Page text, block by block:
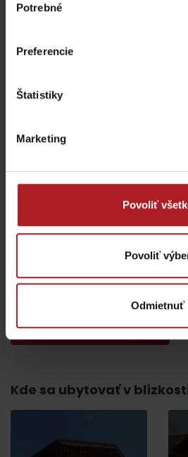
súhlasu
Potrebné
Preferencie
Štatistiky
Marketing
Povoliť
Povoliť
Odmietnuť
Aktivity a relax v gh
Liptovský Mikuláš
Liptovský Mikuláš
všetky zážitky a relax
Kde sa ubytovať v